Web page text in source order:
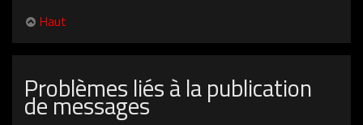
Haut
Problèmes liés à la publication
de messages